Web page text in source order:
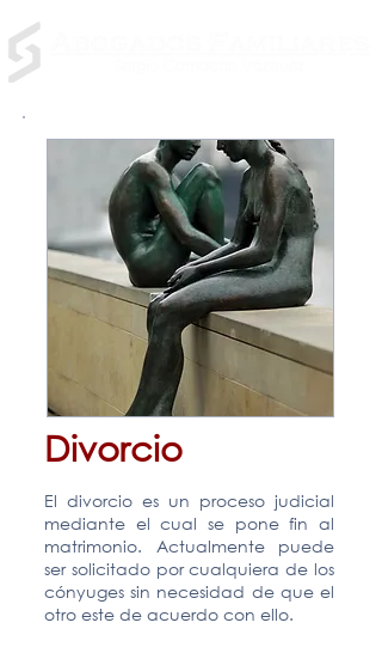
Divorcio
El divorcio es un proceso judicial
mediante el cual se pone fin al
matrimonio. Actualmente puede
ser solicitado por cualquiera de los
cónyuges sin necesidad de que el
otro este de acuerdo con ello.